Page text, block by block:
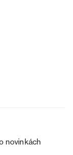
novinkách